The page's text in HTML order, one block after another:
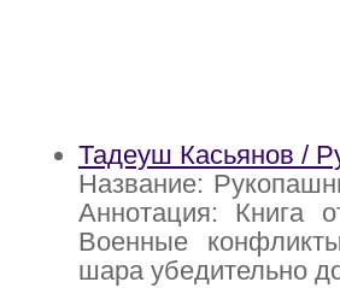
Тадеуш Касьянов /
Название:
Аннотация: Книга
Военные
шара убедительно